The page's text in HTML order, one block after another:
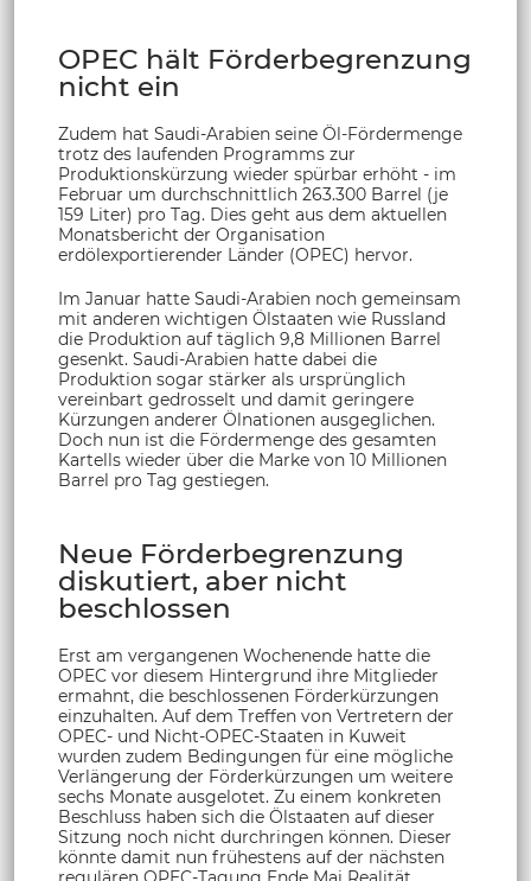
OPEC hält Förderbegrenzung
nicht ein
Zudem hat Saudi-Arabien seine Öl-Fördermenge
trotz des laufenden Programms zur
Produktionskürzung wieder spürbar erhöht - im
Februar um durchschnittlich 263.300 Barrel (je
159 Liter) pro Tag. Dies geht aus dem aktuellen
Monatsbericht der Organisation
erdölexportierender Länder (OPEC) hervor.
Im Januar hatte Saudi-Arabien noch gemeinsam
mit anderen wichtigen Ölstaaten wie Russland
die Produktion auf täglich 9,8 Millionen Barrel
gesenkt. Saudi-Arabien hatte dabei die
Produktion sogar stärker als ursprünglich
vereinbart gedrosselt und damit geringere
Kürzungen anderer Ölnationen ausgeglichen.
Doch nun ist die Fördermenge des gesamten
Kartells wieder über die Marke von 10 Millionen
Barrel pro Tag gestiegen.
Neue Förderbegrenzung
diskutiert, aber nicht
beschlossen
Erst am vergangenen Wochenende hatte die
OPEC vor diesem Hintergrund ihre Mitglieder
ermahnt, die beschlossenen Förderkürzungen
einzuhalten. Auf dem Treffen von Vertretern der
OPEC- und Nicht-OPEC-Staaten in Kuweit
wurden zudem Bedingungen für eine mögliche
Verlängerung der Förderkürzungen um weitere
sechs Monate ausgelotet. Zu einem konkreten
Beschluss haben sich die Ölstaaten auf dieser
Sitzung noch nicht durchringen können. Dieser
könnte damit nun frühestens auf der nächsten